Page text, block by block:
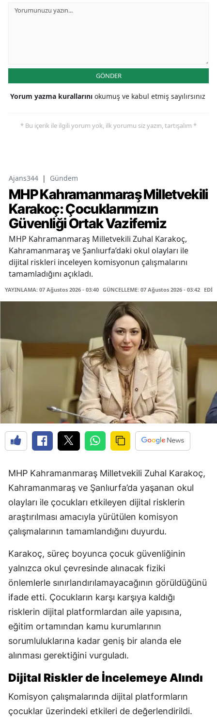
GÖNDER
Yorum yazma kurallarını okumuş ve kabul etmiş sayılırsınız
* Bu içerik ile ilgili yorum yok, ilk yorumu siz yazın, tartışalım *
Ajans344 | Gündem
MHP Kahramanmaraş Milletvekili
Karakoç: Çocuklarımızın
Güvenliği Ortak Vazifemiz
MHP Kahramanmaraş Milletvekili Zuhal Karakoç,
Kahramanmaraş ve Şanlıurfa’daki okul olayları ile
dijital riskleri inceleyen komisyonun çalışmalarını
tamamladığını açıkladı.
YAYINLAMA: 07 Ağustos 2026 - 03:40 GÜNCELLEME: 07 Ağustos 2026 - 03:42
MHP Kahramanmaraş Milletvekili Zuhal Karakoç,
Kahramanmaraş ve Şanlıurfa’da yaşanan okul
olayları ile çocukları etkileyen dijital risklerin
araştırılması amacıyla yürütülen komisyon
çalışmalarının tamamlandığını duyurdu.
Karakoç, süreç boyunca çocuk güvenliğinin
yalnızca okul çevresinde alınacak fiziki
önlemlerle sınırlandırılamayacağının görüldüğünü
ifade etti. Çocukların karşı karşıya kaldığı
risklerin dijital platformlardan aile yapısına,
eğitim ortamından kamu kurumlarının
sorumluluklarına kadar geniş bir alanda ele
alınması gerektiğini vurguladı.
Dijital Riskler de İncelemeye Alındı
Komisyon çalışmalarında dijital platformların
çocuklar üzerindeki etkileri de değerlendirildi.